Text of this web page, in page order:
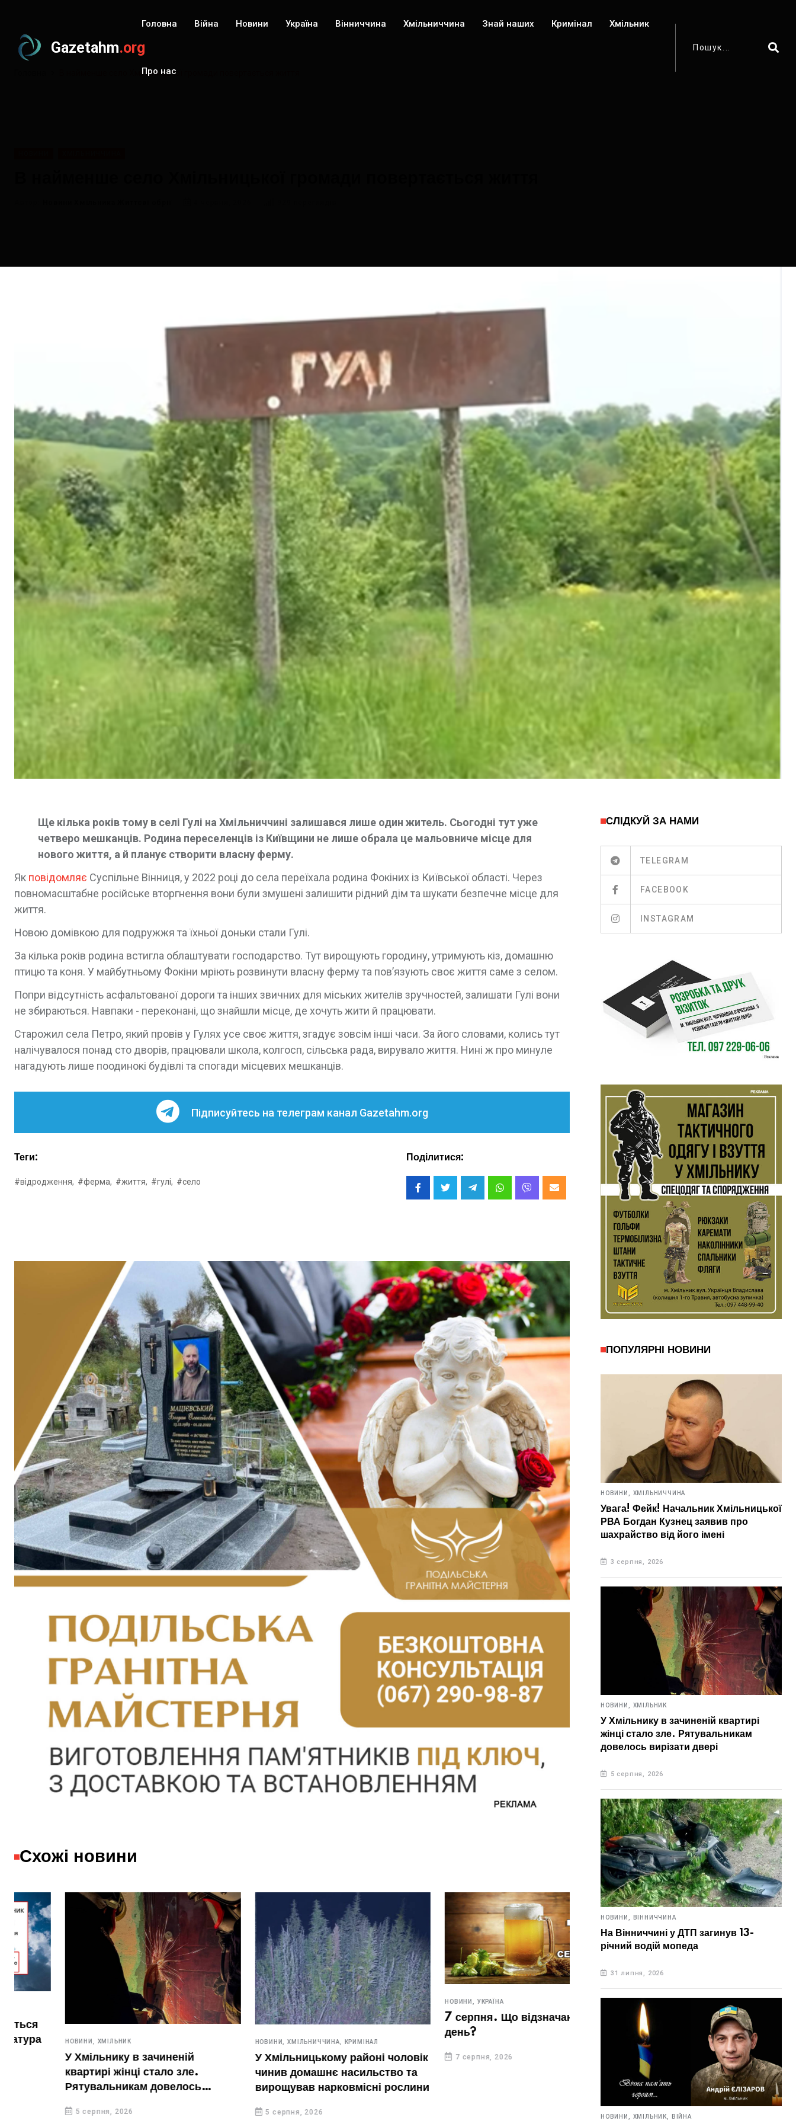
Gazetahm.org
Головна Війна Новини Україна Вінниччина Хмільниччина Знай наших Кримінал Хмільник
Про нас
В найменше село Хмільницької громади повертається життя
Ще кілька років тому в селі Гулі на Хмільниччині залишався лише один житель. Сьогодні тут уже
четверо мешканців. Родина переселенців із Київщини не лише обрала це мальовниче місце для
нового життя, а й планує створити власну ферму.
Як повідомляє Суспільне Вінниця, у 2022 році до села переїхала родина Фокіних із Київської області. Через
повномасштабне російське вторгнення вони були змушені залишити рідний дім та шукати безпечне місце для
життя.
Новою домівкою для подружжя та їхньої доньки стали Гулі.
За кілька років родина встигла облаштувати господарство. Тут вирощують городину, утримують кіз, домашню
птицю та коня. У майбутньому Фокіни мріють розвинути власну ферму та пов’язують своє життя саме з селом.
Попри відсутність асфальтованої дороги та інших звичних для міських жителів зручностей, залишати Гулі вони
не збираються. Навпаки - переконані, що знайшли місце, де хочуть жити й працювати.
Старожил села Петро, який провів у Гулях усе своє життя, згадує зовсім інші часи. За його словами, колись тут
налічувалося понад сто дворів, працювали школа, колгосп, сільська рада, вирувало життя. Нині ж про минуле
нагадують лише поодинокі будівлі та спогади місцевих мешканців.
Підписуйтесь на телеграм канал Gazetahm.org
Теги:
#відродження, #ферма, #життя, #гулі, #село
Поділитися:
Схожі новини
НОВИНИ, ХМІЛЬНИК
У Хмільнику в зачиненій
квартирі жінці стало зле.
Рятувальникам довелось
5 серпня, 2026
ХМІЛЬНИЧЧИНА, КРИМІНАЛ
У Хмільницькому районі чоловік
чинив домашнє насильство та
вирощував нарковмісні рослини
5 серпня, 2026
НОВИНИ, УКРАЇНА
7 серпня. Що відзначають в цей
7 серпня, 2026
УКРАЇНА
6 серпня. Що відзначають в цей
6 серпня, 2026
СЛІДКУЙ ЗА НАМИ
TELEGRAM
FACEBOOK
INSTAGRAM
ПОПУЛЯРНІ НОВИНИ
НОВИНИ, ХМІЛЬНИЧЧИНА
Увага! Фейк! Начальник Хмільницької
РВА Богдан Кузнец заявив про
шахрайство від його імені
3 серпня, 2026
НОВИНИ, ХМІЛЬНИК
У Хмільнику в зачиненій квартирі
жінці стало зле. Рятувальникам
довелось вирізати двері
5 серпня, 2026
НОВИНИ, ВІННИЧЧИНА
На Вінниччині у ДТП загинув 13-
річний водій мопеда
31 липня, 2026
НОВИНИ, ХМІЛЬНИК, ВІЙНА